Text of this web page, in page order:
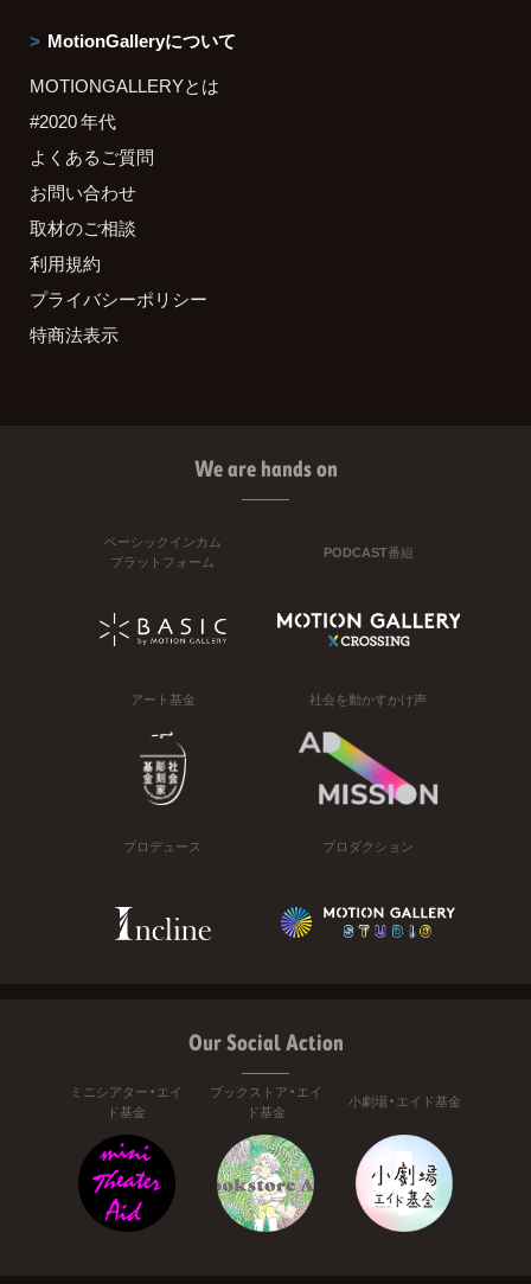
MotionGalleryについて
MOTIONGALLERYとは
#2020 年代
よくあるご質問
お問い合わせ
取材のご相談
利用規約
プライバシーポリシー
特商法表示
We are hands on
ベーシックインカム
プラットフォーム
PODCAST番組
アート基金 社会を動かすかけ声
プロデュース プロダクション
Our Social Action
ミニシアター・エイ
ド基金
ブックストア・エイ
ド基金
小劇場・エイド基金